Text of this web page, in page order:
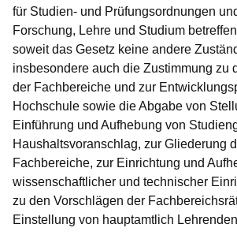
für Studien- und Prüfungsordnungen
Forschung, Lehre und Studium
soweit das Gesetz keine andere
insbesondere auch die Zustimmung zu
der Fachbereiche und zur
Hochschule sowie die Abgabe von
Einführung und Aufhebung von
Haushaltsvoranschlag, zur Gliederung
Fachbereiche, zur Einrichtung und
wissenschaftlicher und technischer
zu den Vorschlägen der
Einstellung von hauptamtlich